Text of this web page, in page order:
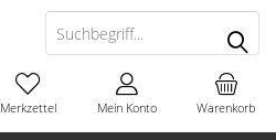
Warenkorb
Merkzettel Mein Konto